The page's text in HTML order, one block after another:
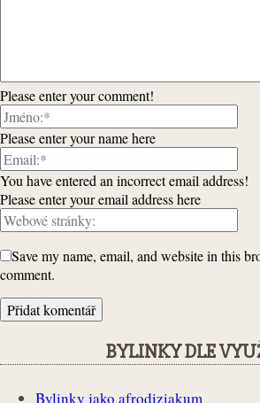
Please enter your comment!
Please enter your name here
You have entered an incorrect email address!
Please enter your email address here
Save my name, email, and website in this
comment.
BYLINKY DLE
Bylinky jako afrodiziakum